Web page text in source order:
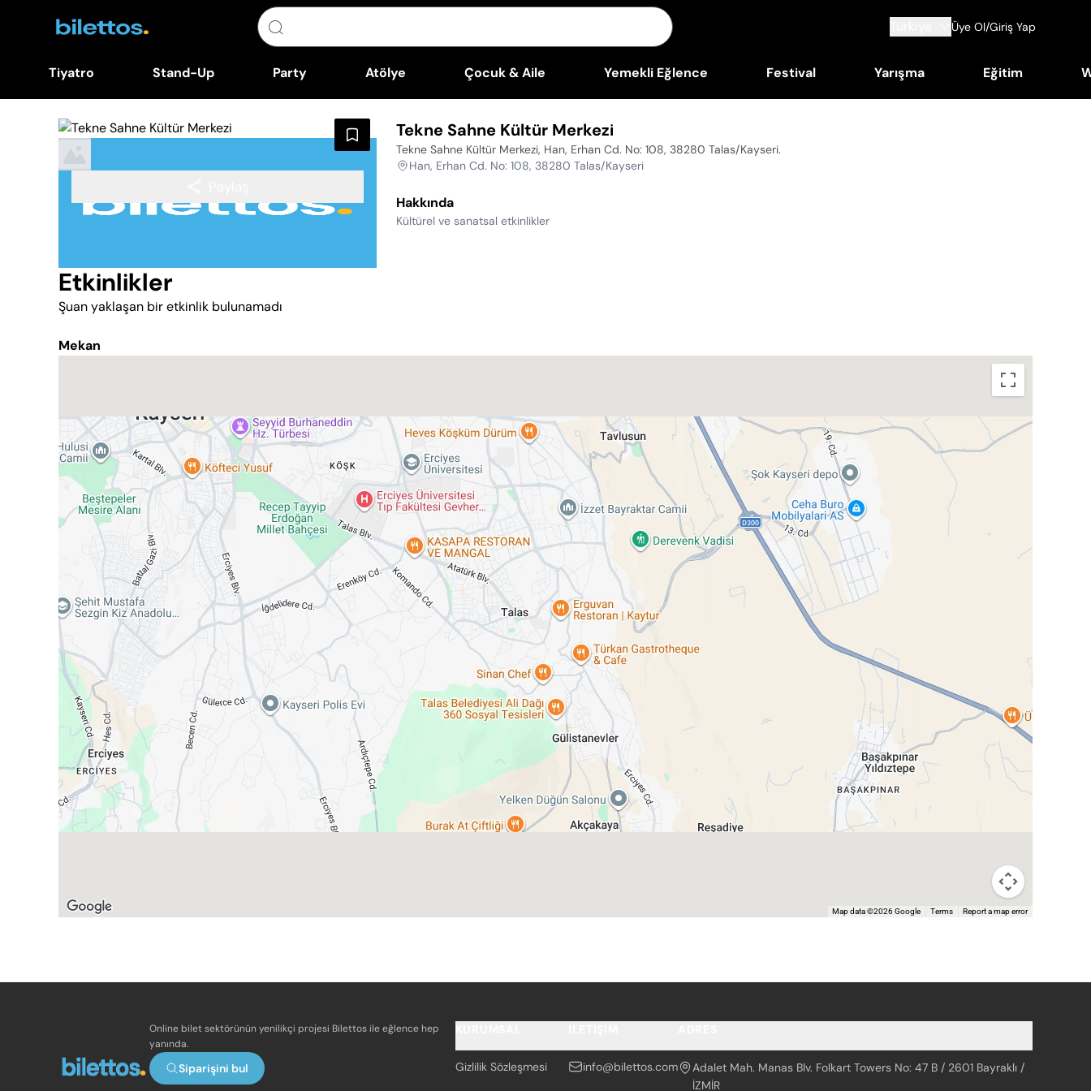
Üye Ol/Giriş Yap
Tiyatro Stand-Up Party Atölye Çocuk & Aile Yemekli Eğlence Festival Yarışma Eğitim
Tekne Sahne Kültür Merkezi
Tekne Sahne Kültür Merkezi, Han, Erhan Cd. No: 108, 38280 Talas/Kayseri.
Han, Erhan Cd. No: 108, 38280 Talas/Kayseri
Etkinlikler
Şuan yaklaşan bir etkinlik bulunamadı
Hakkında
Kültürel ve sanatsal etkinlikler
Mekan
Map data ©2026 Google Terms Report a map error
Online bilet sektörünün yenilikçi projesi Bilettos ile eğlence hep
yanında.
Siparişini bul Gizlilik Sözleşmesi info@bilettos.com
Adalet Mah. Manas Blv. Folkart Towers No: 47 B / 2601 Bayraklı /
İZMİR